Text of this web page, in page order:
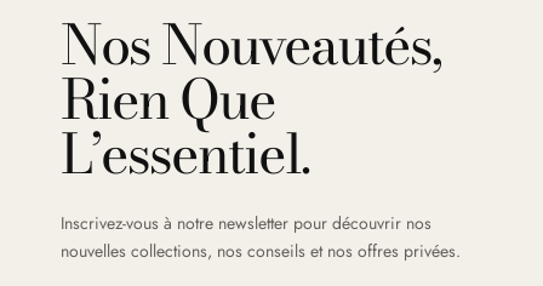
Nos Nouveautés,
Rien Que
L’essentiel.
Inscrivez-vous à notre newsletter pour découvrir nos
nouvelles collections, nos conseils et nos offres privées.